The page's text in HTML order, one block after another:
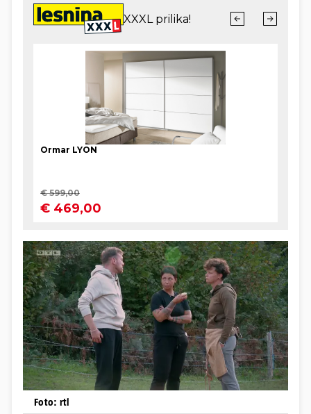
Foto: rtl